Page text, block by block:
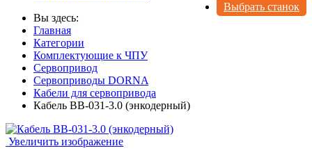
Выбрать станок
Вы здесь:
Главная
Категории
Комплектующие к ЧПУ
Сервопривод
Сервоприводы DORNA
Кабели для сервопривода
Кабель BB-031-3.0 (энкодерный)
Увеличить изображение